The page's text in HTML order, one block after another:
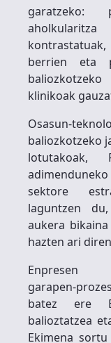
garatzeko:
berrien eta
klinikoak
Osasun-
baliozkotzeko
lotutakoak,
sektore
laguntzen
aukera
hazten ari
Enpresen
garapen-
batez ere
balioztatzea
Ekimena